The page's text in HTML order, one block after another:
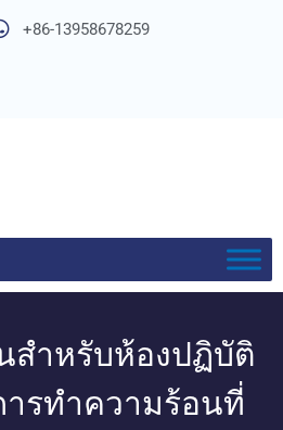
+86-13958678259
สำหรับห้องปฏิบัติ
ารทำความร้อนที่